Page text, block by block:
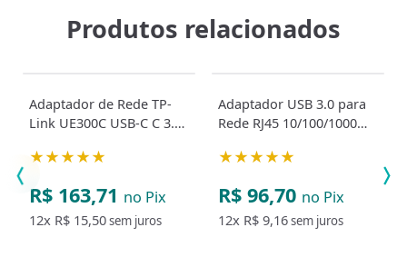
Produtos relacionados
Adaptador de Rede TP-
Link UE300C USB-C C 3.0
★★★★★
R$ 163,71 no Pix
12x R$ 15,50sem juros
Adaptador USB 3.0 para
Rede RJ45 10/100/1000
★★★★★
R$ 96,70 no Pix
12x R$ 9,16sem juros